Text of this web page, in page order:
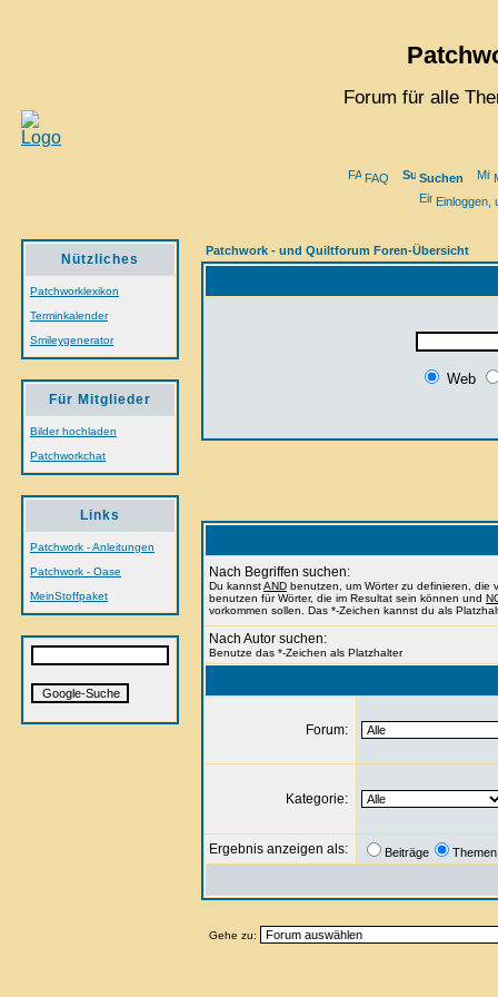
Forum für alle
FAQ Suchen
Einloggen,
Nützliches
Patchworklexikon
Terminkalender
Smileygenerator
Für Mitglieder
Bilder hochladen
Patchworkchat
Links
Patchwork - Anleitungen
Patchwork - Oase
MeinStoffpaket
Patchwork - und Quiltforum Foren-Übersicht
Web
Nach Begriffen suchen:
Du kannstAND benutzen, um Wörter zu definieren, die
benutzen für Wörter, die im Resultat sein können und
vorkommen sollen. Das *-Zeichen kannst du als
Nach Autor suchen:
Benutze das *-Zeichen als Platzhalter
Forum:
Kategorie:
Ergebnis anzeigen als: Beiträge Themen
Gehe zu: